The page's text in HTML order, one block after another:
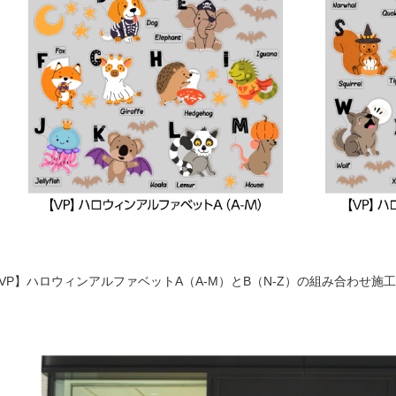
】ハロウィンアルファベットA（A-M）とB（N-Z）の組み合わせ施